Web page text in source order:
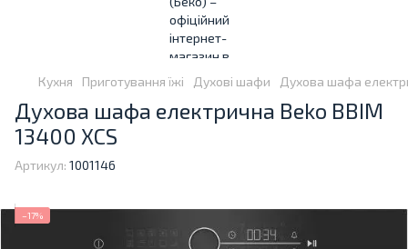
Кухня Приготування їжі Духові шафи Духова шафа
Духова шафа електрична Beko BBIM
13400 XCS
Артикул: 1001146
−17%